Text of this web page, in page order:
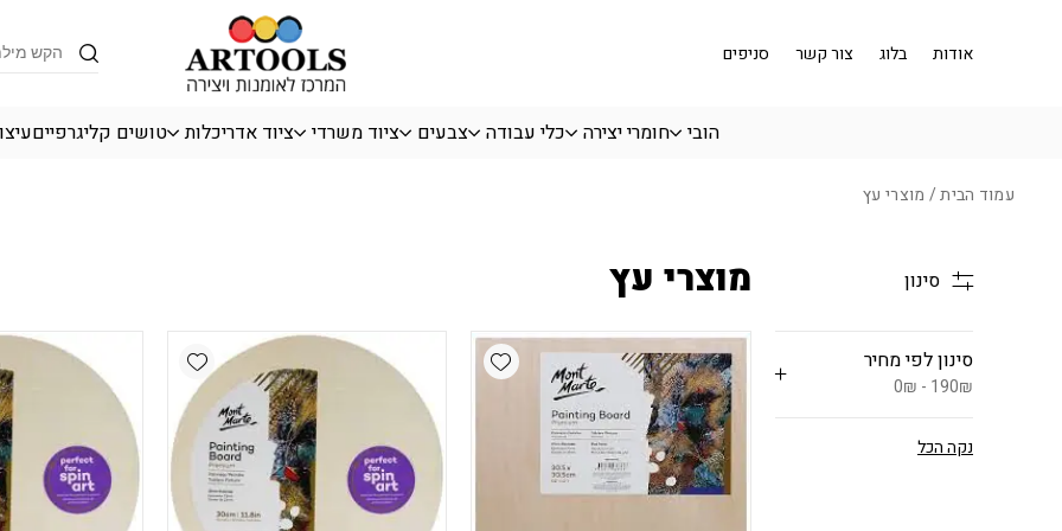
Products
search
אודות
בלוג צור קשר סניפים
הובי חומרי יצירה כלי עבודה צבעים ציוד משרדי ציוד אדריכלות טושים קליגרפיים
עמוד הבית/ מוצרי עץ
מוצרי עץ סינון
סינון לפי מחיר
0₪ - 190₪
נקה הכל
Add wishlist
Add wishlist